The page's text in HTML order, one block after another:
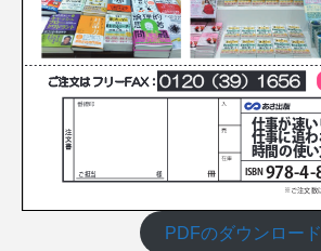
PDFのダウンロード